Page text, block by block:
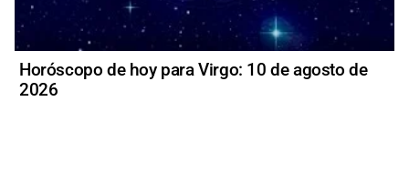
Horóscopo de hoy para Virgo: 10 de agosto de
2026